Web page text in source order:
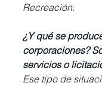
Recreación.
¿Y qué se
corporaciones?
servicios o
Ese tipo de